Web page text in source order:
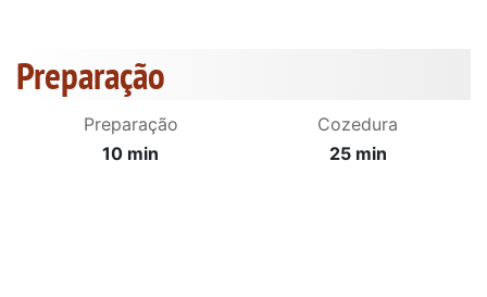
Preparação
Preparação
10 min
Cozedura
25 min